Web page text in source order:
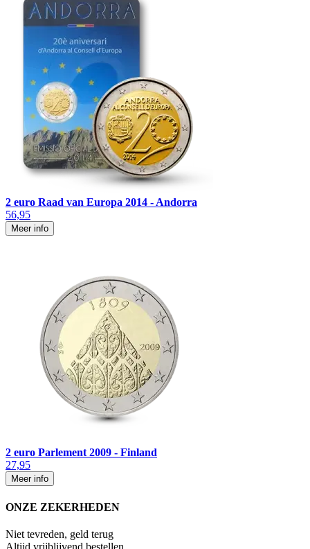
2 euro Raad van Europa 2014 - Andorra
56,95
Meer info
2 euro Parlement 2009 - Finland
27,95
Meer info
ONZE ZEKERHEDEN
Niet tevreden, geld terug
Altijd vrijblijvend bestellen